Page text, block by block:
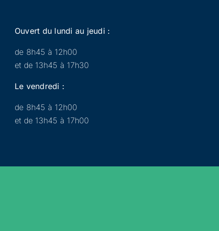
Ouvert du lundi au jeudi :
de 8h45 à 12h00
et de 13h45 à 17h30
Le vendredi :
de 8h45 à 12h00
et de 13h45 à 17h00